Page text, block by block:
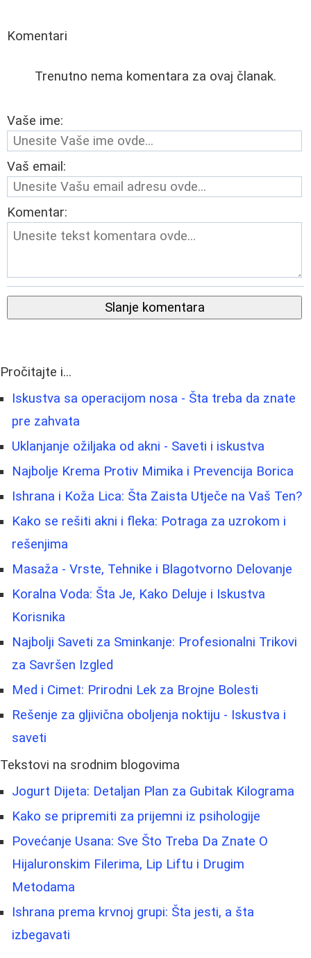
Komentari
Trenutno nema komentara za ovaj članak.
Vaše ime:
Vaš email:
Komentar:
Slanje komentara
Pročitajte i...
Iskustva sa operacijom nosa - Šta treba da znate
pre zahvata
Uklanjanje ožiljaka od akni - Saveti i iskustva
Najbolje Krema Protiv Mimika i Prevencija Borica
Ishrana i Koža Lica: Šta Zaista Utječe na Vaš Ten?
Kako se rešiti akni i fleka: Potraga za uzrokom i
rešenjima
Masaža - Vrste, Tehnike i Blagotvorno Delovanje
Koralna Voda: Šta Je, Kako Deluje i Iskustva
Korisnika
Najbolji Saveti za Sminkanje: Profesionalni Trikovi
za Savršen Izgled
Med i Cimet: Prirodni Lek za Brojne Bolesti
Rešenje za gljivična oboljenja noktiju - Iskustva i
saveti
Tekstovi na srodnim blogovima
Jogurt Dijeta: Detaljan Plan za Gubitak Kilograma
Kako se pripremiti za prijemni iz psihologije
Povećanje Usana: Sve Što Treba Da Znate O
Hijaluronskim Filerima, Lip Liftu i Drugim
Metodama
Ishrana prema krvnoj grupi: Šta jesti, a šta
izbegavati